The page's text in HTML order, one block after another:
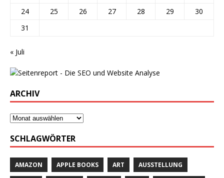
24
25 26 27 28 29
30
31
« Juli
ARCHIV
SCHLAGWÖRTER
AMAZON APPLE BOOKS ART AUSSTELLUNG